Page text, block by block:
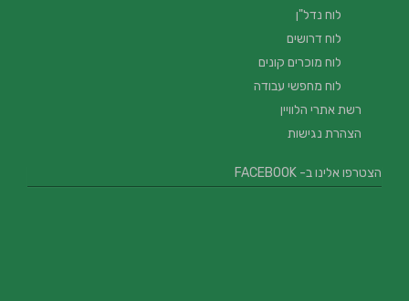
לוח נדל"ן
לוח דרושים
לוח מוכרים קונים
לוח מחפשי עבודה
רשת אתרי הלוויין
הצהרת נגישות
הצטרפו אלינו ב- FACEBOOK